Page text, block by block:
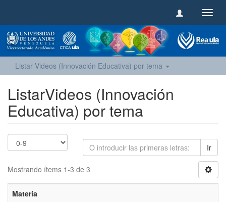
Listar Videos (Innovación Educativa) por tema
ListarVideos (Innovación
Educativa) por tema
Ir
Mostrando ítems 1-3 de 3
Materia